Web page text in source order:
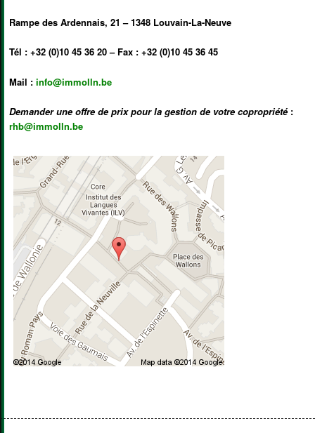
Rampe des Ardennais, 21 – 1348 Louvain-La-Neuve
Tél : +32 (0)10 45 36 20 – Fax : +32 (0)10 45 36 45
Mail :info@immolln.be
Demander une offre de prix pour la gestion de votre copropriété:
rhb@immolln.be